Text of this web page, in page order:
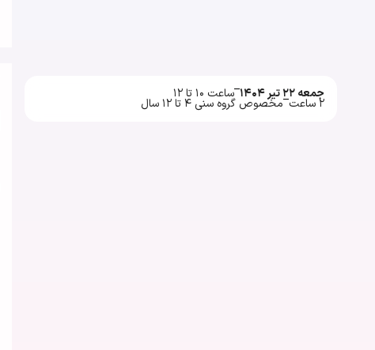
جمعه ۲۲ تیر ۱۴۰۴ ساعت ۱۰ تا ۱۲
۲ ساعت مخصوص گروه سنی ۴ تا ۱۲ سال